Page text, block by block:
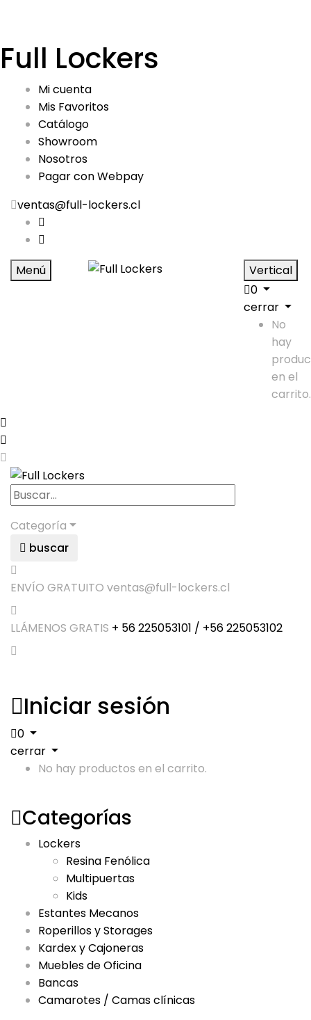
Full Lockers
Mi cuenta
Mis Favoritos
Catálogo
Showroom
Nosotros
Pagar con Webpay
ventas@full-lockers.cl
Menú
Vertical
0
cerrar
No
hay
en el
carrito.
Categoría
buscar
ENVÍO GRATUITO ventas@full-lockers.cl
LLÁMENOS GRATIS + 56 225053101 / +56 225053102
Iniciar sesión
0
cerrar
No hay productos en el carrito.
Categorías
Lockers
Resina Fenólica
Multipuertas
Kids
Estantes Mecanos
Roperillos y Storages
Kardex y Cajoneras
Muebles de Oficina
Bancas
Camarotes / Camas clínicas